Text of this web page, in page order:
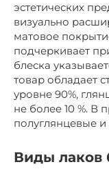
эстетических
визуально
матовое
подчеркивает
блеска
товар обладает
уровне 90%,
не более 10 %. В
полуглянцевые
Виды лаков